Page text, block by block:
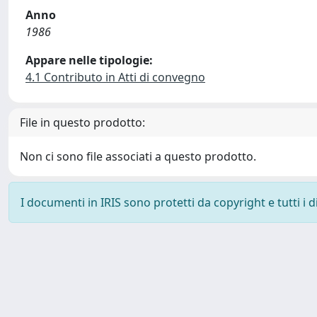
Anno
1986
Appare nelle tipologie:
4.1 Contributo in Atti di convegno
File in questo prodotto:
Non ci sono file associati a questo prodotto.
I documenti in IRIS sono protetti da copyright e tutti i